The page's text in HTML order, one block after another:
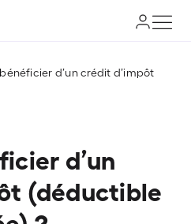
d’un crédit d’impôt
d’un
(déductible